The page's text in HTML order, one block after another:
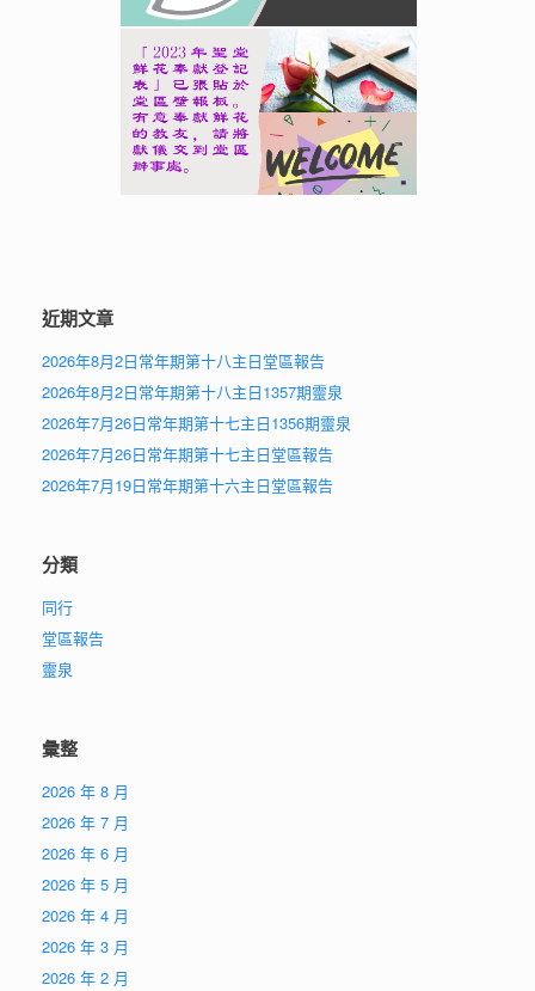
近期文章
2026年8月2日常年期第十八主日堂區報告
2026年8月2日常年期第十八主日1357期靈泉
2026年7月26日常年期第十七主日1356期靈泉
2026年7月26日常年期第十七主日堂區報告
2026年7月19日常年期第十六主日堂區報告
分類
同行
堂區報告
靈泉
彙整
2026 年 8 月
2026 年 7 月
2026 年 6 月
2026 年 5 月
2026 年 4 月
2026 年 3 月
2026 年 2 月